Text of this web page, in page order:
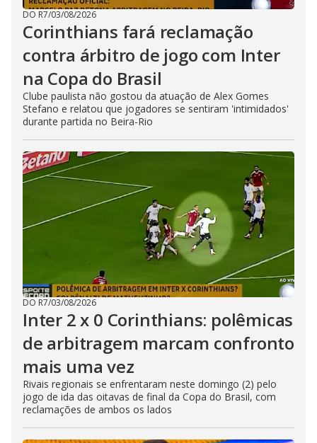
DO R7/03/08/2026
Corinthians fará reclamação
contra árbitro de jogo com Inter
na Copa do Brasil
Clube paulista não gostou da atuação de Alex Gomes
Stefano e relatou que jogadores se sentiram 'intimidados'
durante partida no Beira-Rio
DO R7/03/08/2026
Inter 2 x 0 Corinthians: polêmicas
de arbitragem marcam confronto
mais uma vez
Rivais regionais se enfrentaram neste domingo (2) pelo
jogo de ida das oitavas de final da Copa do Brasil, com
reclamações de ambos os lados